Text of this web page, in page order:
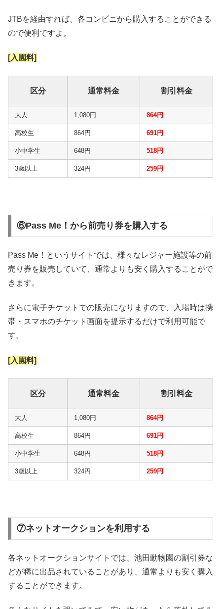
JTBを経由すれば、各コンビニから購入することができる
ので便利ですよ。
[入園料]
区分 通常料金 割引料金
大人 1,080円 864円
高校生 864円 691円
小中学生 648円 518円
3歳以上 324円 259円
⑥Pass Me！から前売り券を購入する
Pass Me！というサイトでは、様々なレジャー施設等の前
売り券を販売していて、通常よりも安く購入することがで
きます。
さらに電子チケットでの販売になりますので、入場時は携
帯・スマホのチケット画面を提示するだけで利用可能で
す。
[入園料]
区分 通常料金 割引料金
大人 1,080円 864円
高校生 864円 691円
小中学生 648円 518円
3歳以上 324円 259円
⑦ネットオークションを利用する
各ネットオークションサイトでは、池田動物園の割引券な
どが稀に出品されていることがあり、通常よりも安く購入
することができます。